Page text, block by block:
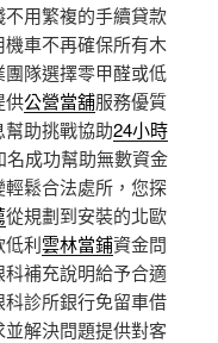
用繁複的手續貸款
車不再確保所有木
團隊選擇零甲醛或低
供公營當舖服務優質
助挑戰協助24小時
成功幫助無數資金
鬆合法處所，您探
從規劃到安裝的北歐
低利雲林當鋪資金問
補充說明給予合適
診所銀行免留車借
並解決問題提供對客